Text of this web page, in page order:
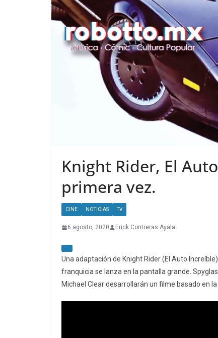
Knight Rider, El
primera vez.
CINE NOTICIAS TV
6 agosto, 2020 Erick Contreras Ayala
Una adaptación de Knight Rider (El Auto
franquicia se lanza en la pantalla grande.
Michael Clear desarrollarán un filme basado en